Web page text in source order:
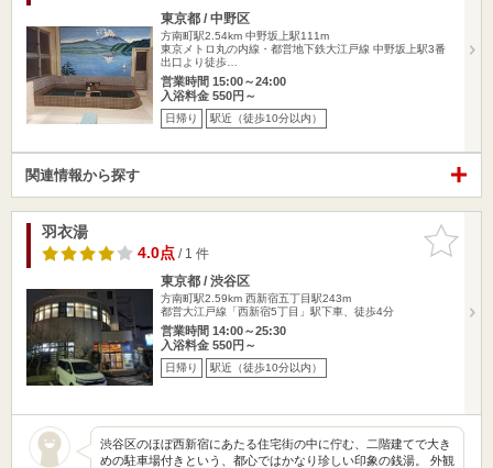
東京都 / 中野区
方南町駅2.54km 中野坂上駅111m
東京メトロ丸の内線・都営地下鉄大江戸線 中野坂上駅3番
出口より徒歩…
営業時間 15:00～24:00
入浴料金 550円～
日帰り 駅近（徒歩10分以内）
関連情報から探す
お気に入
りに追加
羽衣湯
4.0点/ 1 件
東京都 / 渋谷区
方南町駅2.59km 西新宿五丁目駅243m
都営大江戸線「西新宿5丁目」駅下車、徒歩4分
営業時間 14:00～25:30
入浴料金 550円～
日帰り 駅近（徒歩10分以内）
渋谷区のほぼ西新宿にあたる住宅街の中に佇む、二階建てで大き
めの駐車場付きという、都心ではかなり珍しい印象の銭湯。 外観